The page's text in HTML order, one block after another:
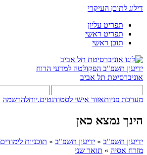
דילוג לתוכן העיקרי
תפריט עליון
תפריט ראשי
תוכן ראשי
ידיעון תשפ"ב הפקולטה למדעי הרוח
אוניברסיטת תל אביב
מערכת פניותאזור אישי לסטודנטים.יותלהרשמה
הינך נמצא כאן
ידיעון תשפ"ב » ידיעון תשפ"ב » תוכניות לימודים
מזרח אסיה » תואר שני